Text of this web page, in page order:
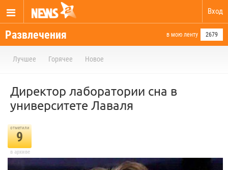
Вход
Развлечения в мою ленту 2679
Лучшее Горячее Новое
Директор лаборатории сна в
университете Лаваля
отметили
9
в архиве